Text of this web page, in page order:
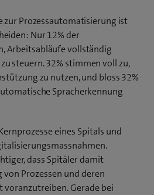
zur Prozessautomatisierung ist
Nur 12% der
Arbeitsabläufe vollständig
steuern. 32% stimmen voll zu,
zu nutzen, und bloss 32%
Spracherkennung
eines Spitals und
dass Spitäler damit
Prozessen und deren
Gerade bei